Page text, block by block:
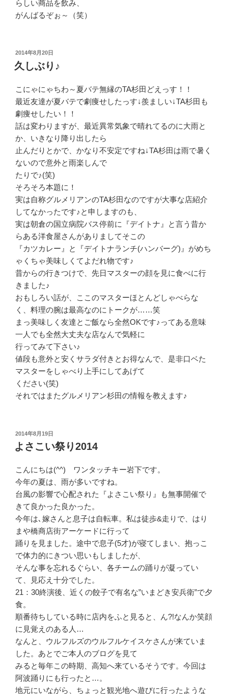
らしい商品を飲み、
がんばるぞぉ～（笑）
投
稿
日:
2014年8月20日
久しぶり♪
こにゃにゃちわ～夏バテ無縁のTA杉田どえっす！！
最近友達が夏バテで劇痩せしたっす↓羨ましい↓TA杉田も
劇痩せしたい！！
話は変わりますが、最近異常気象で晴れてるのに大雨と
か、いきなり降り出したら
止んだりとかで、かなり不安定ですね↓TA杉田は雨で暑く
ないので意外と雨楽しんで
たりで♪(笑)
そろそろ本題に！
実は自称グルメリアンのTA杉田なのですが大事な店紹介
してなかったです♪と申しますのも、
実は朝倉の国立病院バス停前に『デイトナ』と言う昔か
らある洋食屋さんがありましてそこの
『カツカレー』と『デイトナランチ(ハンバーグ)』がめち
ゃくちゃ美味しくてよだれ物です♪
昔からの行きつけで、先日マスターの顔を見に食べに行
きました♪
おもしろい話が、ここのマスターほとんどしゃべらな
く、料理の腕は最高なのにトークが……笑
まっ美味しく友達とご飯なら全然OKです♪ってある意味
一人でも全然大丈夫な店なんで気軽に
行ってみて下さい♪
値段も意外と安くサラダ付きとお得なんで、是非口ベた
マスターをしゃべり上手にしてあげて
ください(笑)
それではまたグルメリアン杉田の情報を教えます♪
投
稿
日:
2014年8月19日
よさこい祭り2014
こんにちは(^^) ワンタッチキー岩下です。
今年の夏は、雨が多いですね。
台風の影響で心配された『よさこい祭り』も無事開催で
きて良かった良かった。
今年は､嫁さんと息子は自転車。私は徒歩&走りで、はり
まや橋商店街アーケードに行って
踊りを見ました。途中で息子(5才)が寝てしまい、抱っこ
で体力的にきつい思いもしましたが、
そんな事を忘れるぐらい、各チームの踊りが凝ってい
て、見応え十分でした。
21：30終演後、近くの餃子で有名な”いまどき安兵衛”で夕
食。
順番待ちしている時に店内をふと見ると、ん?!なんか笑顔
に見覚えのある人…
なんと、ウルフルズのウルフルケイスケさんが来ていま
した。あとでご本人のブログを見て
みると毎年この時期、高知へ来ているそうです。今回は
阿波踊りにも行ったと…。
地元にいながら、ちょっと観光地へ遊びに行ったような